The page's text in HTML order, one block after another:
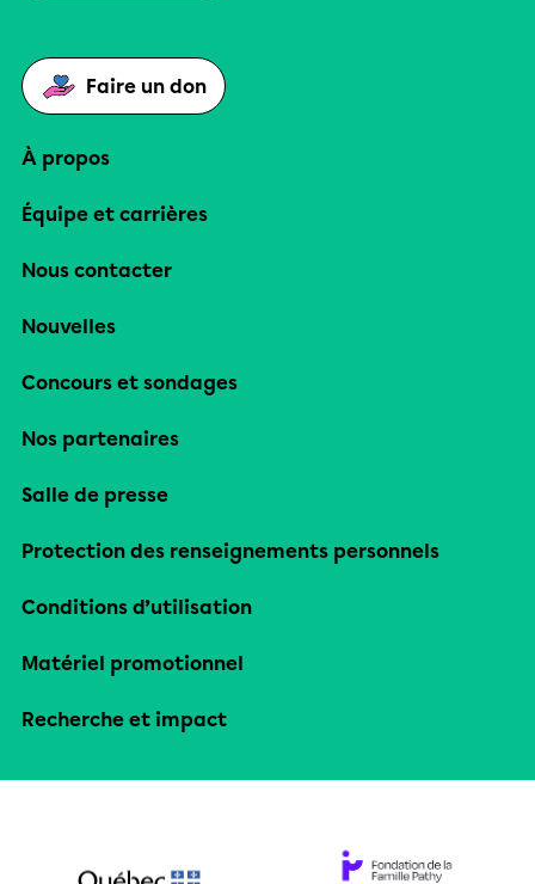
Faire un don
À propos
Équipe et carrières
Nous contacter
Nouvelles
Concours et sondages
Nos partenaires
Salle de presse
Protection des renseignements personnels
Conditions d’utilisation
Matériel promotionnel
Recherche et impact